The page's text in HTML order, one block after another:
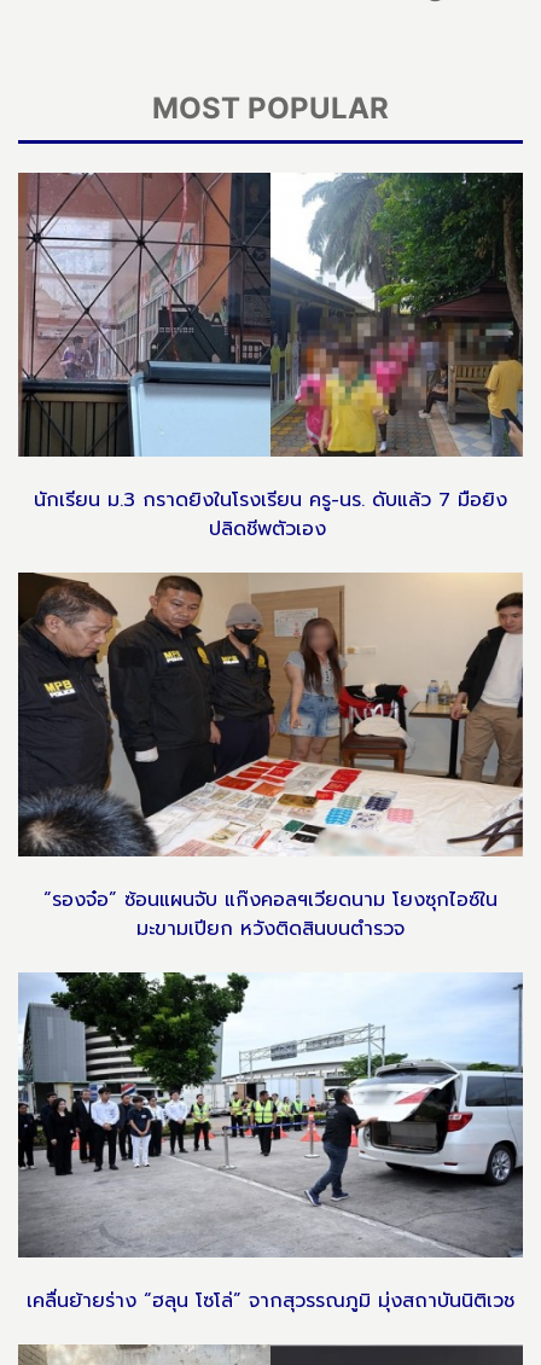
MOST POPULAR
นักเรียน ม.3 กราดยิงในโรงเรียน ครู-นร. ดับแล้ว 7 มือยิง
ปลิดชีพตัวเอง
“รองจ๋อ” ซ้อนแผนจับ แก๊งคอลฯเวียดนาม โยงซุกไอซ์ใน
มะขามเปียก หวังติดสินบนตำรวจ
เคลื่นย้ายร่าง “ฮลุน โซโล่” จากสุวรรณภูมิ มุ่งสถาบันนิติเวช